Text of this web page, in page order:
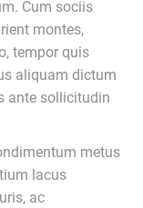
Cum sociis
montes,
tempor quis
aliquam dictum
ante sollicitudin
metus
lacus
ac